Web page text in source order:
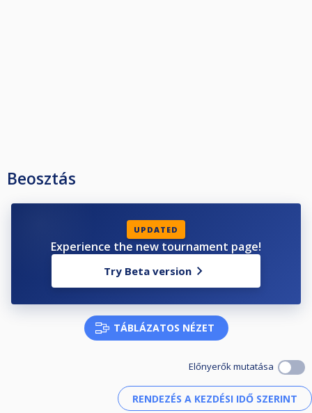
Beosztás
UPDATED
Experience the new tournament page!
Try Beta version
TÁBLÁZATOS NÉZET
Előnyerők mutatása